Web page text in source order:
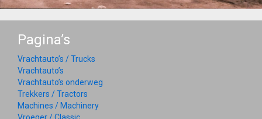
Pagina’s
Vrachtauto’s / Trucks
Vrachtauto’s
Vrachtauto’s onderweg
Trekkers / Tractors
Machines / Machinery